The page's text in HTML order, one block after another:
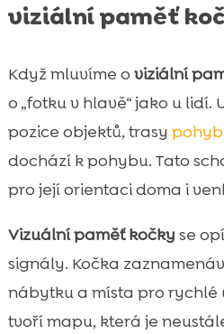
viziální paměť
Když mluvíme o viziální
o „fotku v hlavě“ jako u
pozice objektů, trasy
dochází k pohybu. Tato
pro její orientaci doma i
Vizuální paměť kočky se
signály. Kočka
nábytku a místa pro rychlé
tvoří mapu, která je